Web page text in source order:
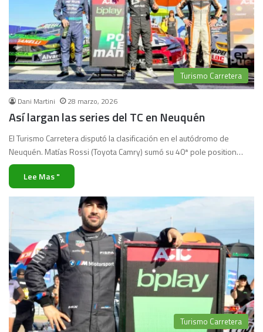
Turismo Carretera
Dani Martini 28 marzo, 2026
Así largan las series del TC en Neuquén
El Turismo Carretera disputó la clasificación en el autódromo de
Neuquén. Matías Rossi (Toyota Camry) sumó su 40ª pole position…
Lee Mas "
Turismo Carretera